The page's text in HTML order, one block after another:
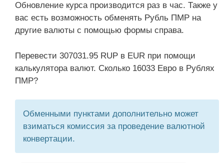
Обновление курса производится раз в час. Также у
вас есть возможность обменять Рубль ПМР на
другие валюты с помощью формы справа.
Перевести 307031.95 RUP в EUR при помощи
калькулятора валют. Сколько 16033 Евро в Рублях
ПМР?
Обменными пунктами дополнительно может
взиматься комиссия за проведение валютной
конвертации.